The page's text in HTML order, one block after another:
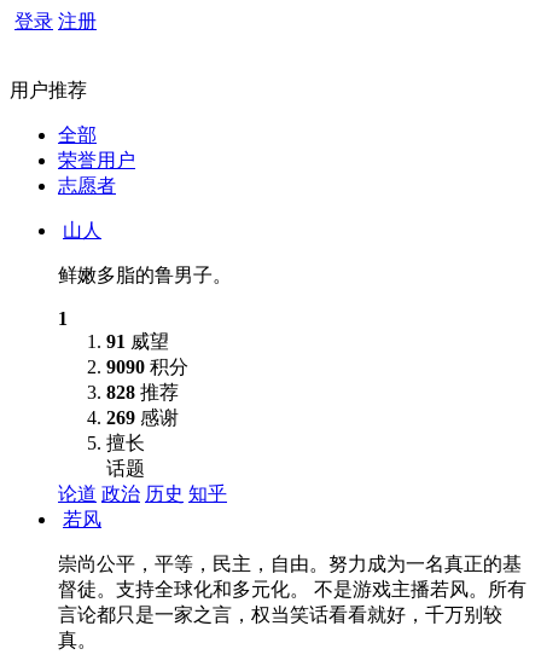
登录 注册
用户推荐
全部
荣誉用户
志愿者
山人
鲜嫩多脂的鲁男子。
1
91 威望
9090 积分
828 推荐
269 感谢
擅长
话题
论道 政治 历史 知乎
若风
崇尚公平，平等，民主，自由。努力成为一名真正的基
督徒。支持全球化和多元化。 不是游戏主播若风。所有
言论都只是一家之言，权当笑话看看就好，千万别较
真。